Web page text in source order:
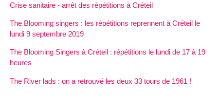
Crise sanitaire - arrêt des répétitions à Créteil
The Blooming singers : les répétitions reprennent à Créteil le
lundi 9 septembre 2019
The Blooming Singers à Créteil : répétitions le lundi de 17 à 19
heures
The River lads : on a retrouvé les deux 33 tours de 1961 !